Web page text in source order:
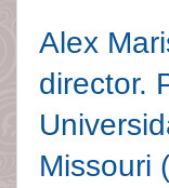
Alex
director.
Missouri